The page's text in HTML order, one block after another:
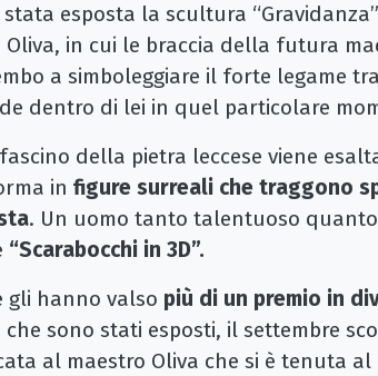
stata esposta la scultura
Oliva, in cui le braccia della futura
a simboleggiare il forte legame
dentro di lei in quel particolare
della pietra leccese viene
in figure surreali che traggono
. Un uomo tanto talentuoso
“Scarabocchi in 3D”.
gli hanno valso più di un premio in
che sono stati esposti, il settembre
al maestro Oliva che si è tenuta al